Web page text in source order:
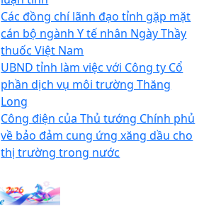
Các đồng chí lãnh đạo tỉnh gặp mặt
cán bộ ngành Y tế nhân Ngày Thầy
thuốc Việt Nam
UBND tỉnh làm việc với Công ty Cổ
phần dịch vụ môi trường Thăng
Long
Công điện của Thủ tướng Chính phủ
về bảo đảm cung ứng xăng dầu cho
thị trường trong nước